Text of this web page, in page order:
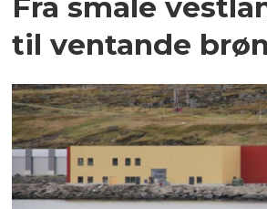
til ventande